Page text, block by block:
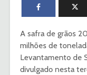
A safra de grãos
milhões de
Levantamento de
divulgado nesta